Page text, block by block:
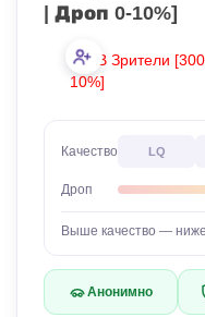
| Дроп 0-10%]
Качество LQ
Дроп
Выше качество —
Анонимно